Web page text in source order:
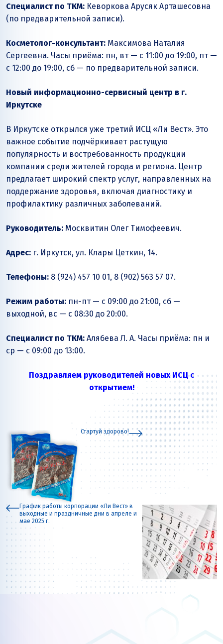
Специалист по ТКМ: Кеворкова Арусяк Арташесовна
(по предварительной записи).
Косметолог-консультант: Максимова Наталия
Сергеевна. Часы приёма: пн, вт — с 11:00 до 19:00, пт —
с 12:00 до 19:00, сб — по предварительной записи.
Новый информационно-сервисный центр в г.
Иркутске
В Иркутске открылся уже третий ИСЦ «Ли Вест». Это
важное событие подчёркивает растущую
популярность и востребованность продукции
компании среди жителей города и региона. Центр
предлагает широкий спектр услуг, направленных на
поддержание здоровья, включая диагностику и
профилактику различных заболеваний.
Руководитель: Москвитин Олег Тимофеевич.
Адрес: г. Иркутск, ул. Клары Цеткин, 14.
Телефоны: 8 (924) 457 10 01, 8 (902) 563 57 07.
Режим работы: пн-пт — с 09:00 до 21:00, сб —
выходной, вс — с 08:30 до 20:00.
Специалист по ТКМ: Алябева Л. А. Часы приёма: пн и
ср — с 09:00 до 13:00.
Поздравляем руководителей новых ИСЦ с
открытием!
График работы корпорации «Ли Вест» в
выходные и праздничные дни в апреле и
мае 2025 г.
Стартуй здорово!